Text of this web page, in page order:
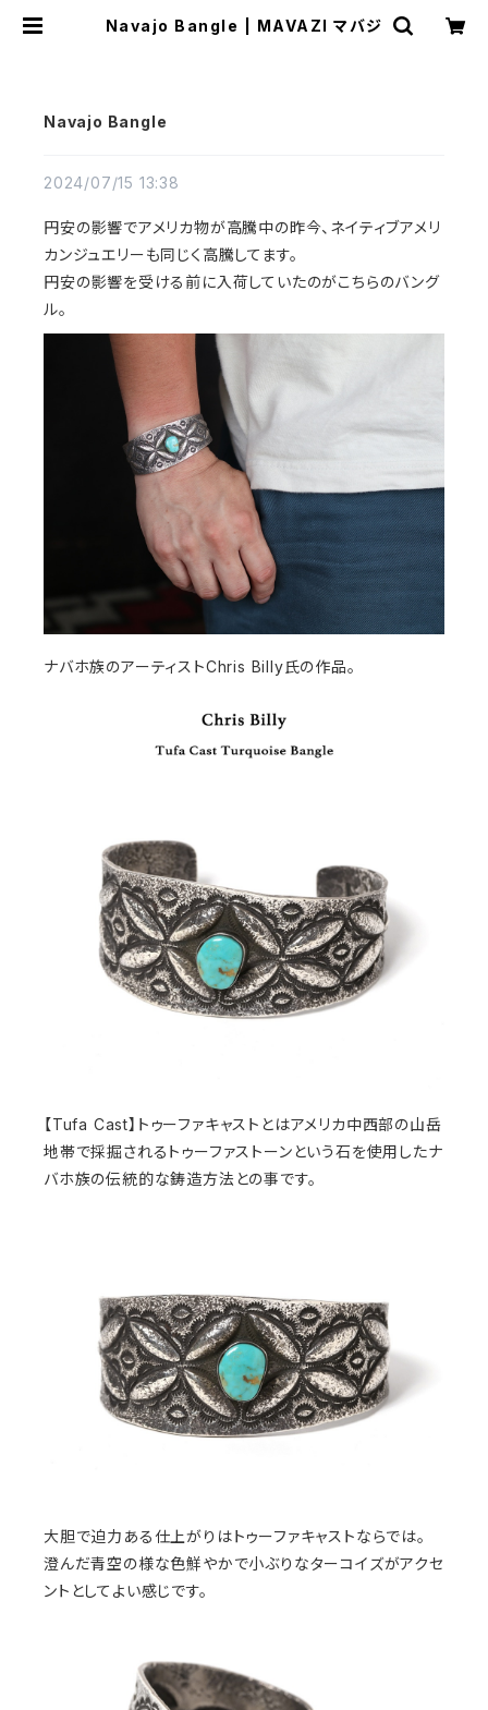
Navajo Bangle | MAVAZI マバジ
Navajo Bangle
2024/07/15 13:38
円安の影響でアメリカ物が高騰中の昨今、ネイティブアメリ
カンジュエリーも同じく高騰してます。
円安の影響を受ける前に入荷していたのがこちらのバング
ル。
ナバホ族のアーティストChris Billy氏の作品。
【Tufa Cast】トゥーファキャストとはアメリカ中西部の山岳
地帯で採掘されるトゥーファストーンという石を使用したナ
バホ族の伝統的な鋳造方法との事です。
大胆で迫力ある仕上がりはトゥーファキャストならでは。
澄んだ青空の様な色鮮やかで小ぶりなターコイズがアクセ
ントとしてよい感じです。